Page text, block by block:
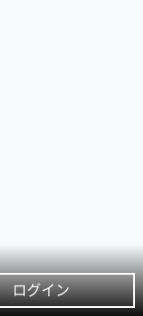
ログイン